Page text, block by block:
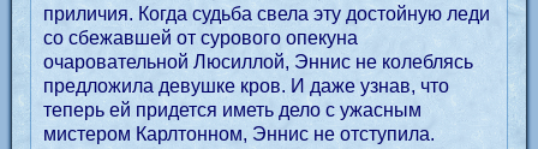
приличия. Когда судьба свела эту достойную леди
со сбежавшей от сурового опекуна
очаровательной Люсиллой, Эннис не колеблясь
предложила девушке кров. И даже узнав, что
теперь ей придется иметь дело с ужасным
мистером Карлтонном, Эннис не отступила.